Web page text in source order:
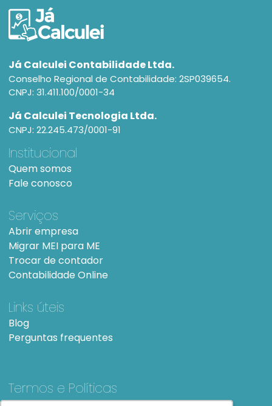
Já Calculei Contabilidade Ltda.
Conselho Regional de Contabilidade: 2SP039654.
CNPJ: 31.411.100/0001-34
Já Calculei Tecnologia Ltda.
CNPJ: 22.245.473/0001-91
Institucional
Quem somos
Fale conosco
Serviços
Abrir empresa
Migrar MEI para ME
Trocar de contador
Contabilidade Online
Links úteis
Blog
Perguntas frequentes
Termos e Políticas